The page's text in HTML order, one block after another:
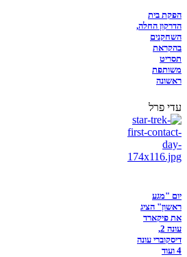
הפקת בית
הדרקון החלה,
השחקנים
בהקראת
תסריט
משותפת
ראשונה
עדי פרל
יום "מגע
ראשון" הציג
את פיקארד
עונה 2,
דיסקוברי עונה
4 ועוד